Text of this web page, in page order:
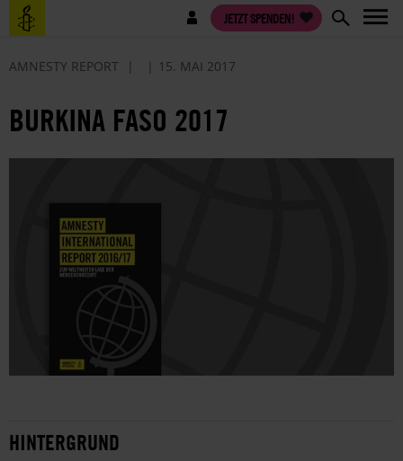
Direkt
zum
Benutzermenü JETZT SPENDEN!
AMNESTY REPORT 15. MAI 2017
BURKINA FASO 2017
HINTERGRUND